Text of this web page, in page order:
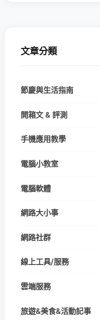
文章分類
節慶與生活指南
開箱文 & 評測
手機應用教學
電腦小教室
電腦軟體
網路大小事
網路社群
線上工具/服務
雲端服務
旅遊&美食&活動記事